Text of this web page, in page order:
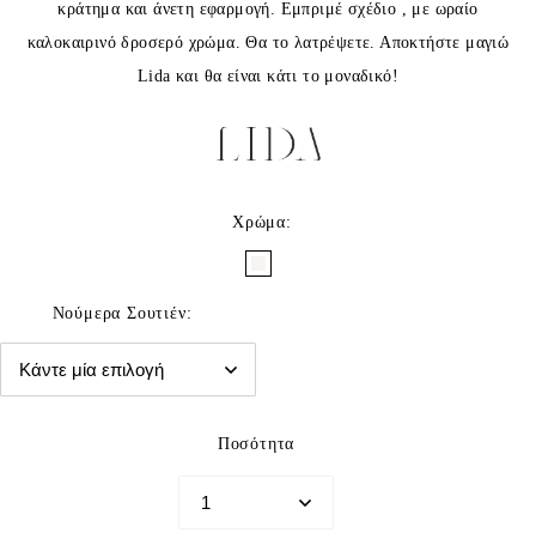
κράτημα και άνετη εφαρμογή. Εμπριμέ σχέδιο , με ωραίο
καλοκαιρινό δροσερό χρώμα. Θα το λατρέψετε. Αποκτήστε μαγιώ
Lida και θα είναι κάτι το μοναδικό!
Χρώμα:
Νούμερα Σουτιέν:
Ποσότητα